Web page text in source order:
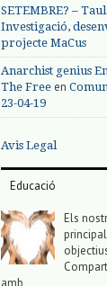
SETEMBRE? –
Investigació,
projecte MaCus
Anarchist genius
The Free en
23-04-19
Avis Legal
Educació
Els
amb